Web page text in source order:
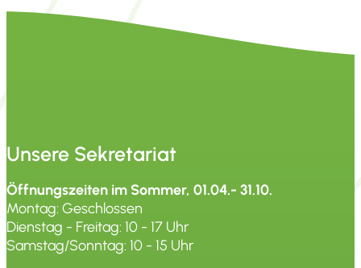
Unsere Sekretariat
Öffnungszeiten im Sommer, 01.04.- 31.10.
Montag: Geschlossen
Dienstag - Freitag: 10 - 17 Uhr
Samstag/Sonntag: 10 - 15 Uhr